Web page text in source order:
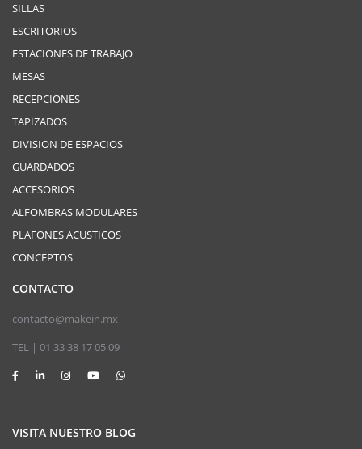
SILLAS
ESCRITORIOS
ESTACIONES DE TRABAJO
MESAS
RECEPCIONES
TAPIZADOS
DIVISION DE ESPACIOS
GUARDADOS
ACCESORIOS
ALFOMBRAS MODULARES
PLAFONES ACUSTICOS
CONCEPTOS
CONTACTO
contacto@makein.mx
TEL | 01 33 38 17 05 09
VISITA NUESTRO BLOG